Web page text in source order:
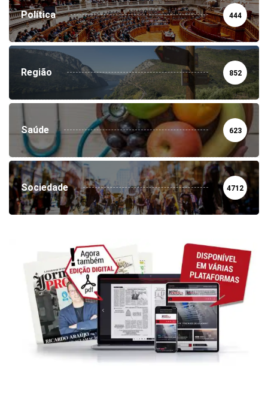
Política 444
Região 852
Saúde 623
Sociedade 4712